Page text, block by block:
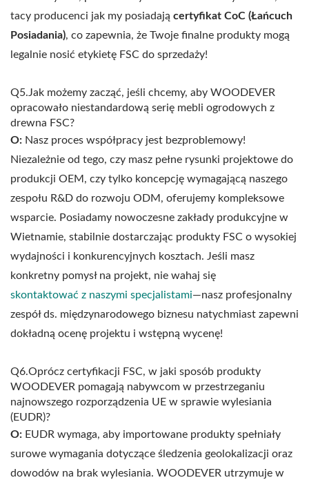
tacy producenci jak my posiadają certyfikat CoC (Łańcuch
Posiadania), co zapewnia, że Twoje finalne produkty mogą
legalnie nosić etykietę FSC do sprzedaży!
Q5.Jak możemy zacząć, jeśli chcemy, aby WOODEVER
opracowało niestandardową serię mebli ogrodowych z
drewna FSC?
O: Nasz proces współpracy jest bezproblemowy!
Niezależnie od tego, czy masz pełne rysunki projektowe do
produkcji OEM, czy tylko koncepcję wymagającą naszego
zespołu R&D do rozwoju ODM, oferujemy kompleksowe
wsparcie. Posiadamy nowoczesne zakłady produkcyjne w
Wietnamie, stabilnie dostarczając produkty FSC o wysokiej
wydajności i konkurencyjnych kosztach. Jeśli masz
konkretny pomysł na projekt, nie wahaj się
skontaktować z naszymi specjalistami—nasz profesjonalny
zespół ds. międzynarodowego biznesu natychmiast zapewni
dokładną ocenę projektu i wstępną wycenę!
Q6.Oprócz certyfikacji FSC, w jaki sposób produkty
WOODEVER pomagają nabywcom w przestrzeganiu
najnowszego rozporządzenia UE w sprawie wylesiania
(EUDR)?
O: EUDR wymaga, aby importowane produkty spełniały
surowe wymagania dotyczące śledzenia geolokalizacji oraz
dowodów na brak wylesiania. WOODEVER utrzymuje w